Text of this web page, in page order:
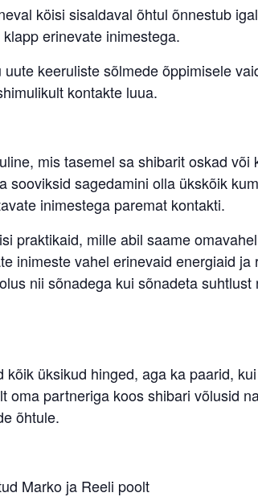
köisi sisaldaval õhtul õnnestub
erinevate inimestega.
keeruliste sõlmede õppimisele
kontakte luua.
mis tasemel sa shibarit oskad
sooviksid sagedamini olla ükskõik
inimestega paremat kontakti.
praktikaid, mille abil saame
inimeste vahel erinevaid energiaid
nii sõnadega kui sõnadeta
kõik üksikud hinged, aga ka paarid,
oma partneriga koos shibari võlusid
õhtule.
Marko ja Reeli poolt